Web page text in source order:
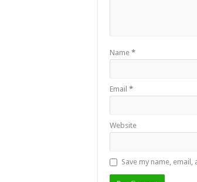
Name *
Email *
Website
Save my name,